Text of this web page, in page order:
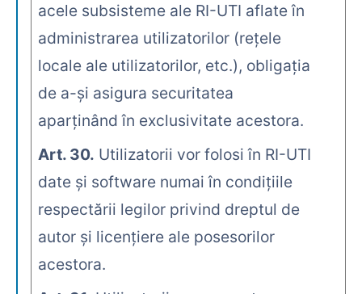
acele subsisteme ale RI-UTI aflate în
administrarea utilizatorilor (reţele
locale ale utilizatorilor, etc.), obligaţia
de a-şi asigura securitatea
aparţinând în exclusivitate acestora.
Art. 30. Utilizatorii vor folosi în RI-UTI
date şi software numai în condiţiile
respectării legilor privind dreptul de
autor şi licenţiere ale posesorilor
acestora.